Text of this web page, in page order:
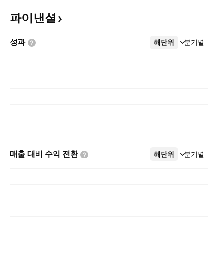
파이낸셜
성과 해단위 분기별
더보기
매출 대비 수익 전환 해단위 분기별
더보기